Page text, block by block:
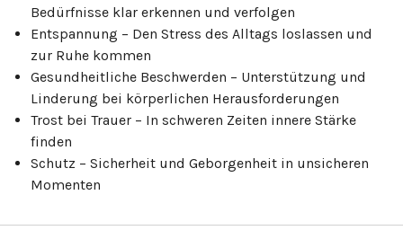
Bedürfnisse klar erkennen und verfolgen
Entspannung – Den Stress des Alltags loslassen und
zur Ruhe kommen
Gesundheitliche Beschwerden – Unterstützung und
Linderung bei körperlichen Herausforderungen
Trost bei Trauer – In schweren Zeiten innere Stärke
finden
Schutz – Sicherheit und Geborgenheit in unsicheren
Momenten